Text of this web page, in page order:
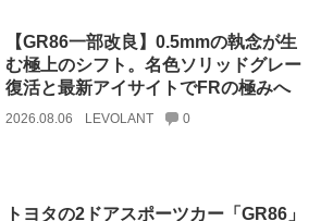
【GR86一部改良】0.5mmの執念が生
む極上のシフト。名色ソリッドグレー
復活と最新アイサイトでFRの極みへ
2026.08.06 LEVOLANT 0
トヨタの2ドアスポーツカー「GR86」